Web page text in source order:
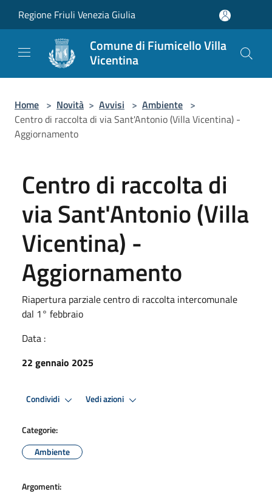
Regione Friuli Venezia Giulia
Comune di Fiumicello Villa
Vicentina
Home > Novità > Avvisi > Ambiente >
Centro di raccolta di via Sant'Antonio (Villa Vicentina) -
Aggiornamento
Centro di raccolta di
via Sant'Antonio (Villa
Vicentina) -
Aggiornamento
Riapertura parziale centro di raccolta intercomunale
dal 1° febbraio
Data :
22 gennaio 2025
Condividi Vedi azioni
Categorie:
Ambiente
Argomenti: